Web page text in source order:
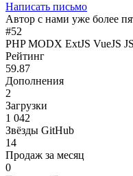
Написать письмо
Автор с нами уже более
#52
PHP MODX ExtJS VueJS JS
Рейтинг
59.87
Дополнения
2
Загрузки
1 042
Звёзды GitHub
14
Продаж за месяц
0